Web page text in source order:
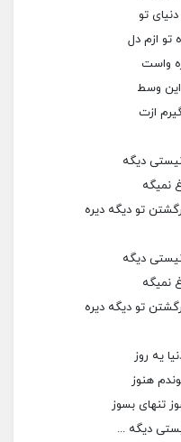
تو
تو ازم دل
واست
وسط
ازت
دیگه
نمیگه
تو دیگه دیره
دیگه
نمیگه
تو دیگه دیره
یه روز
هنوز
تنهای بسوز
دیگه ...